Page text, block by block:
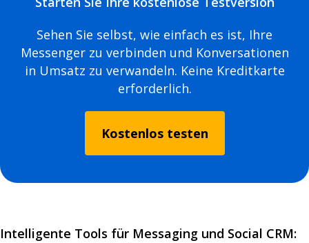
Sehen Sie selbst, wie einfach es ist, Ihre
Messenger zu verbinden und Konversationen
in Umsatz zu verwandeln. Keine Kreditkarte
erforderlich.
Kostenlos testen
Intelligente Tools für Messaging und Social CRM: